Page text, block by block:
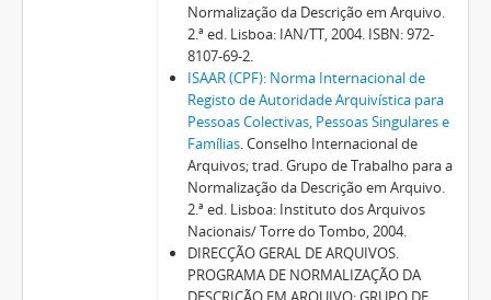
Normalização da Descrição em Arquivo.
2.ª ed. Lisboa: IAN/TT, 2004. ISBN: 972-
8107-69-2.
ISAAR (CPF): Norma Internacional de
Registo de Autoridade Arquivística para
Pessoas Colectivas, Pessoas Singulares e
Famílias. Conselho Internacional de
Arquivos; trad. Grupo de Trabalho para a
Normalização da Descrição em Arquivo.
2.ª ed. Lisboa: Instituto dos Arquivos
Nacionais/ Torre do Tombo, 2004.
DIRECÇÃO GERAL DE ARQUIVOS.
PROGRAMA DE NORMALIZAÇÃO DA